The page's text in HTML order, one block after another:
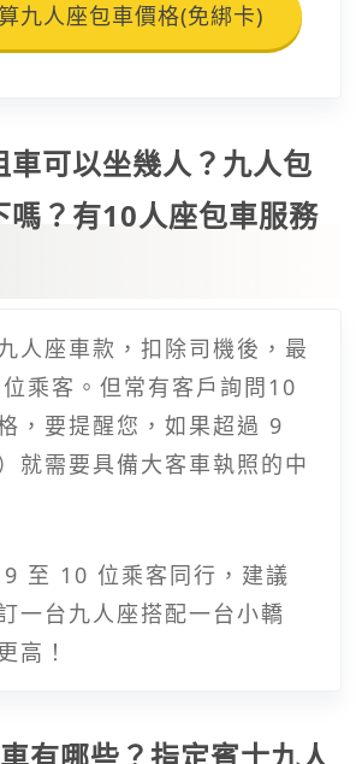
九人座包車價格(免綁卡)
可以坐幾人？九人包
嗎？有10人座包車服務
人座車款，扣除司機後，最
乘客。但常有客戶詢問10
，要提醒您，如果超過 9
就需要具備大客車執照的中
至 10 位乘客同行，建議
一台九人座搭配一台小轎
高！